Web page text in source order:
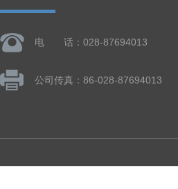
电 话：028-87694013
公司传真：86-028-87694013